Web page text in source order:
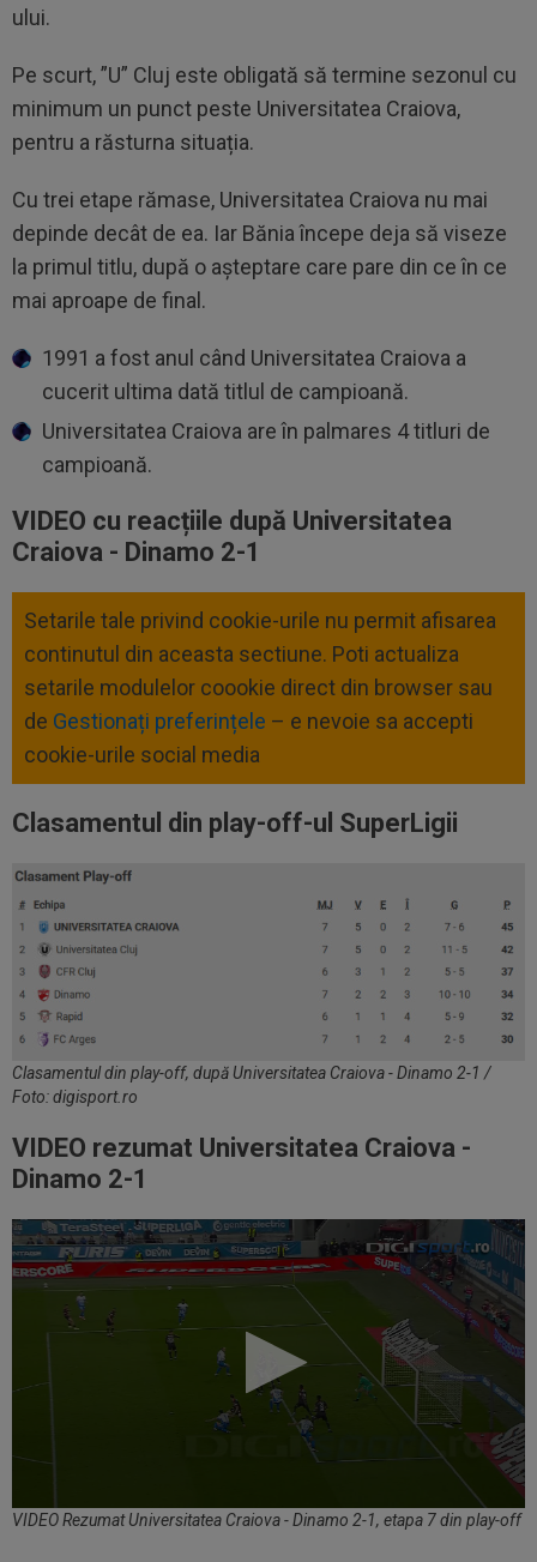
ului.
Pe scurt, ”U” Cluj este obligată să termine sezonul cu
minimum un punct peste Universitatea Craiova,
pentru a răsturna situația.
Cu trei etape rămase, Universitatea Craiova nu mai
depinde decât de ea. Iar Bănia începe deja să viseze
la primul titlu, după o așteptare care pare din ce în ce
mai aproape de final.
1991 a fost anul când Universitatea Craiova a
cucerit ultima dată titlul de campioană.
Universitatea Craiova are în palmares 4 titluri de
campioană.
VIDEO cu reacțiile după Universitatea
Craiova - Dinamo 2-1
Setarile tale privind cookie-urile nu permit afisarea
continutul din aceasta sectiune. Poti actualiza
setarile modulelor coookie direct din browser sau
de Gestionați preferințele – e nevoie sa accepti
cookie-urile social media
Clasamentul din play-off-ul SuperLigii
Clasamentul din play-off, după Universitatea Craiova - Dinamo 2-1 /
Foto: digisport.ro
VIDEO rezumat Universitatea Craiova -
Dinamo 2-1
VIDEO Rezumat Universitatea Craiova - Dinamo 2-1, etapa 7 din play-off